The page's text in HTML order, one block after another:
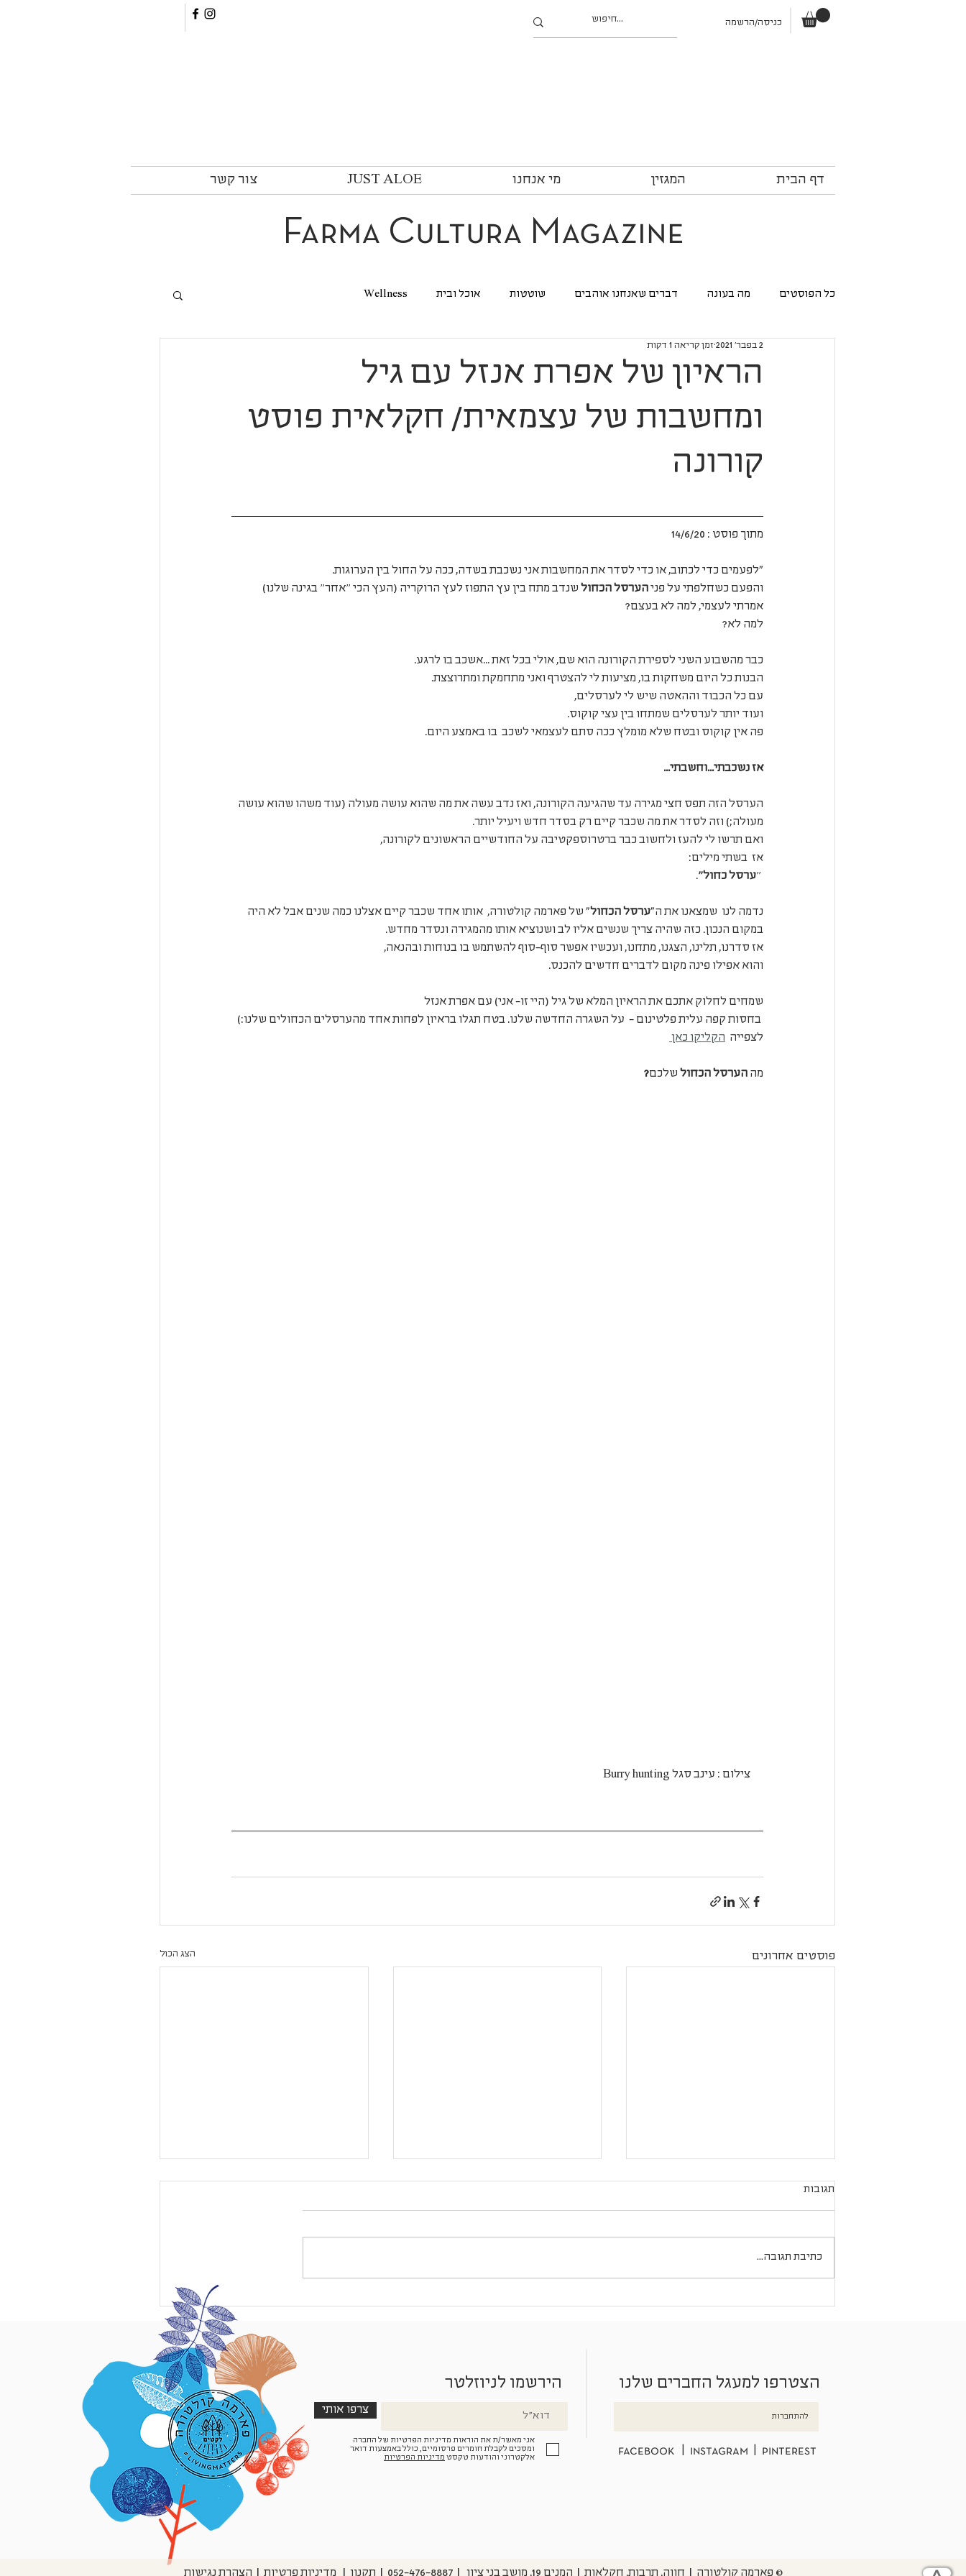
כניסה/הרשמה
דף הבית המגזין מי אנחנו JUST ALOE צור קשר
Farma Cultura Magazine
כל הפוסטים מה בעונה דברים שאנחנו אוהבים שוטטות אוכל ובית Wellness
הראיון של אפרת אנזל עם גיל
ומחשבות של עצמאית/ חקלאית פוסט
קורונה
2 בפבר׳ 2021 זמן קריאה 1 דקות
מתוך פוסט : 14/6/20
"לפעמים כדי לכתוב, או כדי לסדר את המחשבות אני נשכבת בשדה, ככה על החול בין הערוגות.
והפעם כשחלפתי על פני הערסל הכחול שנדב מתח בין עץ התפוז לעץ הרוקריה (העץ הכי ״אחר״ בגינה שלנו)
אמרתי לעצמי, למה לא בעצם?
למה לא?
כבר מהשבוע השני לספירת הקורונה הוא שם, אולי בכל זאת ...אשכב בו לרגע.
הבנות כל היום משחקות בו, מציעות לי להצטרף ואני מתחמקת ומתרוצצת.
עם כל הכבוד וההאטה שיש לי לערסלים,
ועוד יותר לערסלים שמתחו בין עצי קוקוס.
פה אין קוקוס ובטח שלא מומלץ ככה סתם לעצמאי לשכב  בו באמצע היום.
אז נשכבתי...וחשבתי...
הערסל הזה תפס חצי מגירה עד שהגיעה הקורונה, ואז נדב עשה את מה שהוא עושה מעולה (עוד משהו שהוא עושה
מעולה;) וזה לסדר את מה שכבר קיים רק בסדר חדש ויעיל יותר.
ואם תרשו לי להעז ולחשוב כבר ברטרוספקטיבה על החודשיים הראשונים לקורונה,
אז  בשתי מילים:
ערסל כחול״.
נדמה לנו  שמצאנו את ה"ערסל הכחול" של פארמה קולטורה,  אותו אחד שכבר קיים אצלנו כמה שנים אבל לא היה
במקום הנכון. כזה שהיה צריך שנשים אליו לב ושנוציא אותו מהמגירה ונסדר מחדש.
אז סדרנו, תלינו, הצגנו, מתחנו, ועכשיו אפשר סוף-סוף להשתמש בו בנוחות ובהנאה,
והוא אפילו פינה מקום לדברים חדשים להכנס.
שמחים לחלוק אתכם את הראיון המלא של גיל (היי זו- אני) עם אפרת אנזל
לצפייה הקליקו כאן
מה הערסל הכחול שלכם?
פוסטים אחרונים הצג הכול
למי קראת עונת מעבר? סתיו
שלישי "דיטוקס דיגיטלי" // כתבת
תגובות
כתיבת תגובה...
>
הירשמו לניוזלטר
צרפו אותי
אני מאשר/ת את הוראות מדיניות הפרטיות של החברה
ומסכים לקבלת חומרים פרסומיים, כולל באמצעות דואר
אלקטרוני והודעות טקסטמדיניות הפרטיות
הצטרפו למעגל החברים שלנו
להתחברות
facebook instagram pinterest